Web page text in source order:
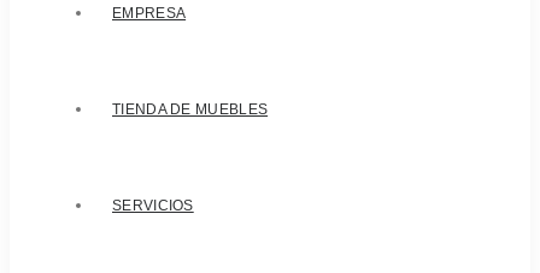
EMPRESA
TIENDA DE MUEBLES
SERVICIOS